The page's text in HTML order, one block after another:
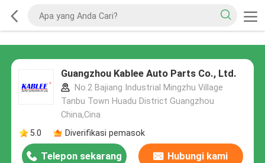
Guangzhou Kablee Auto Parts Co., Ltd.
No.2 Bajiang Industrial Mingzhu Village
Tanbu Town Huadu District Guangzhou
China,Cina
5.0
Diverifikasi pemasok
Telepon sekarang Hubungi kami